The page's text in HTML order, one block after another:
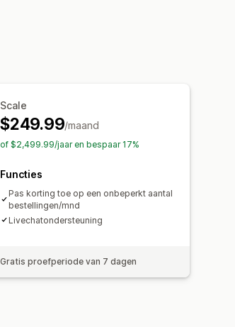
Targeting
Scale
$249.99/maand
of $2,499.99/jaar en bespaar 17%
Functies
Pas korting toe op een onbeperkt aantal
bestellingen/mnd
Livechatondersteuning
Gratis proefperiode van 7 dagen